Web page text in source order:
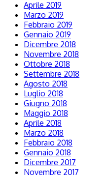
Aprile 2019
Marzo 2019
Febbraio 2019
Gennaio 2019
Dicembre 2018
Novembre 2018
Ottobre 2018
Settembre 2018
Agosto 2018
Luglio 2018
Giugno 2018
Maggio 2018
Aprile 2018
Marzo 2018
Febbraio 2018
Gennaio 2018
Dicembre 2017
Novembre 2017